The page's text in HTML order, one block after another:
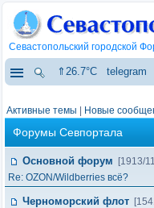
Севастопольский городской
⇑26.7°C telegram
Активные темы Новые
Форумы Севпортала
Основной форум
[1913/
Re: OZON/Wildberries всё?
Черноморский флот